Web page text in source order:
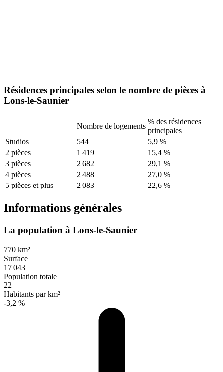
Résidences principales selon le nombre de pièces à
Lons-le-Saunier
Nombre de logements
% des résidences
principales
Studios
544
5,9 %
2 pièces
1 419
15,4 %
3 pièces
2 682
29,1 %
4 pièces
2 488
27,0 %
5 pièces et plus
2 083 22,6 %
Informations générales
La population à Lons-le-Saunier
770 km²
Surface
17 043
Population totale
22
Habitants par km²
-3,2 %